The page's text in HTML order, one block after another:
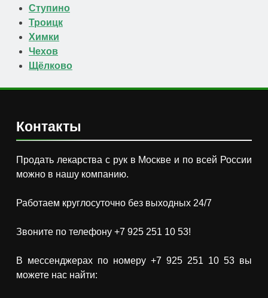
Ступино
Троицк
Химки
Чехов
Щёлково
Контакты
Продать лекарства с рук в Москве и по всей России
можно в нашу компанию.
Работаем круглосуточно без выходных 24/7
Звоните по телефону +7 925 251 10 53!
В мессенджерах по номеру +7 925 251 10 53 вы
можете нас найти: